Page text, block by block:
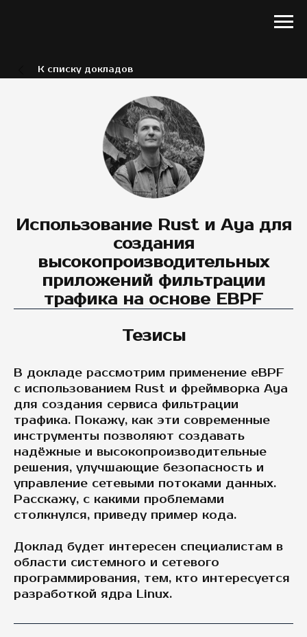
К списку докладов
Использование Rust и Aya для
создания
высокопроизводительных
приложений фильтрации
трафика на основе EBPF
Тезисы
В докладе рассмотрим применение eBPF
с использованием Rust и фреймворка Aya
для создания сервиса фильтрации
трафика. Покажу, как эти современные
инструменты позволяют создавать
надёжные и высокопроизводительные
решения, улучшающие безопасность и
управление сетевыми потоками данных.
Расскажу, с какими проблемами
столкнулся, приведу пример кода.
Доклад будет интересен специалистам в
области системного и сетевого
программирования, тем, кто интересуется
разработкой ядра Linux.